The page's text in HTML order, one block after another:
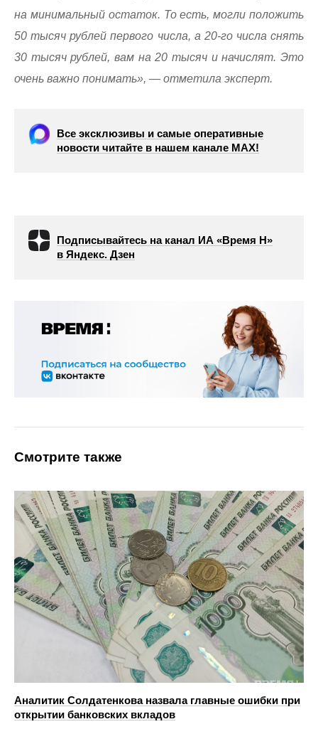
на минимальный остаток. То есть, могли положить
50 тысяч рублей первого числа, а 20-го числа снять
30 тысяч рублей, вам на 20 тысяч и начислят. Это
очень важно понимать», — отметила эксперт.
Все эксклюзивы и самые оперативные
новости читайте в нашем канале МАХ!
Подписывайтесь на канал ИА «Время Н»
в Яндекс. Дзен
Смотрите также
Аналитик Солдатенкова назвала главные ошибки при
открытии банковских вкладов